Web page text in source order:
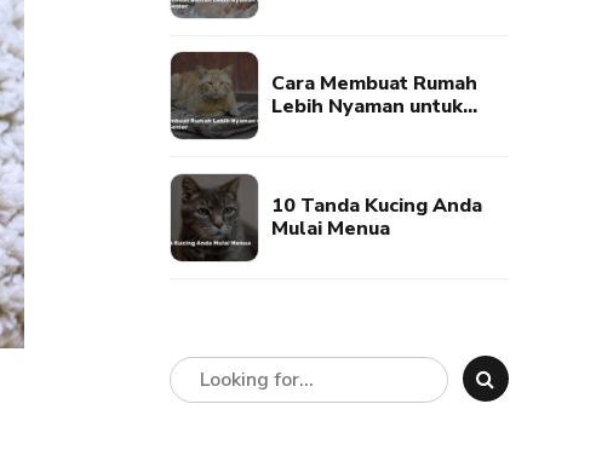
Cara Membuat Rumah
Lebih Nyaman untuk
10 Tanda Kucing Anda
Mulai Menua